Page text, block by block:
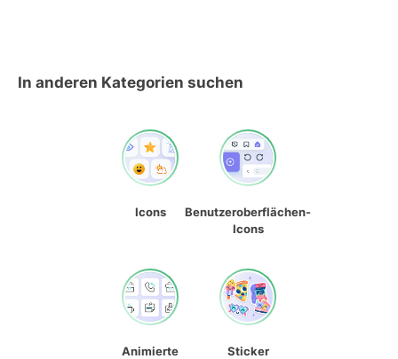
In anderen Kategorien suchen
Icons
Benutzeroberflächen-
Icons
Animierte
Sticker